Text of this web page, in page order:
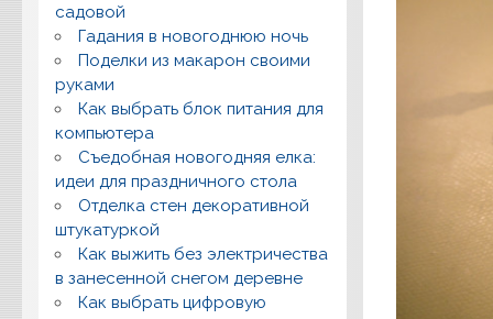
садовой
Гадания в новогоднюю ночь
Поделки из макарон своими
руками
Как выбрать блок питания для
компьютера
Съедобная новогодняя елка:
идеи для праздничного стола
Отделка стен декоративной
штукатуркой
Как выжить без электричества
в занесенной снегом деревне
Как выбрать цифровую